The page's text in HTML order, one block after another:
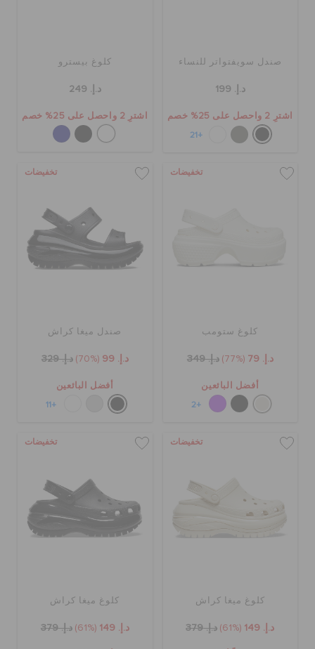
صندل سويفتواتر للنساء
د.إ. 199
اشترِ 2 واحصل على 25% خصم
+21
كلوغ بيسترو
د.إ. 249
اشترِ 2 واحصل على 25% خصم
تخفيضات
كلوغ ستومب
د.إ. 79 (77%) د.إ. 349
أفضل البائعين
+2
تخفيضات
صندل ميغا كراش
د.إ. 99 (70%) د.إ. 329
أفضل البائعين
+11
تخفيضات
كلوغ ميغا كراش
د.إ. 149 (61%) د.إ. 379
تخفيضات
كلوغ ميغا كراش
د.إ. 149 (61%) د.إ. 379